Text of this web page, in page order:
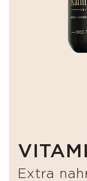
Extra